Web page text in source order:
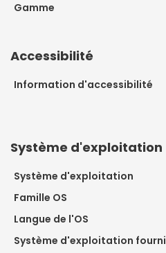
Gamme
Accessibilité
Information d'accessibilité
Système d'exploitation
Système d'exploitation
Famille OS
Langue de l'OS
Système d'exploitation fourni